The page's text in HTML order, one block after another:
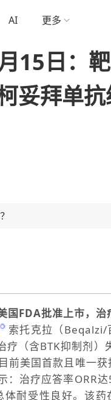
AI 更多
15日：
妥拜单
国FDA批准上市，治
索托克拉（Beqalzi/
疗（含BTK抑制剂）
前美国首款且唯一
治疗应答率ORR
耐受性良好。该药